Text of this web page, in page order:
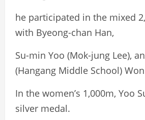
he participated in the mixed
with Byeong-chan Han,
Su-min Yoo (Mok-jung Lee),
(Hangang Middle School)
In the women’s 1,000m, Yoo
silver medal.